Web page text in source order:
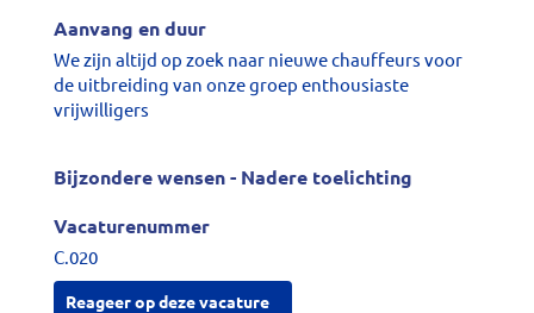
Aanvang en duur
We zijn altijd op zoek naar nieuwe chauffeurs voor
de uitbreiding van onze groep enthousiaste
vrijwilligers
Bijzondere wensen - Nadere toelichting
Vacaturenummer
C.020
Reageer op deze vacature